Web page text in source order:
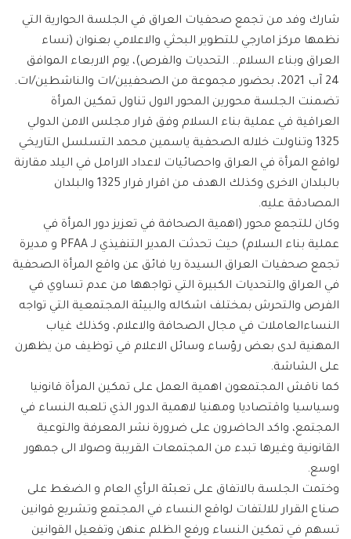
شارك وفد من تجمع صحفيات العراق في الجلسة الحوارية التي
نظمها مركز امارجي للتطوير البحثي والاعلامي بعنوان (نساء
العراق وبناء السلام.. التحديات والفرص)، يوم الاربعاء الموافق
24 آب 2021، بحضور مجموعة من الصحفيين/ات والناشطين/ات.
تضمنت الجلسة محورين المحور الاول تناول تمكين المرأة
العراقية في عملية بناء السلام وفق قرار مجلس الامن الدولي
1325 وتناولت خلاله الصحفية ياسمين محمد التسلسل التاريخي
لواقع المرأة في العراق واحصائيات لاعداد الارامل في اليلد مقارنة
بالبلدان الاخرى وكذلك الهدف من اقرار قرار 1325 والبلدان
المصادقة عليه.
وكان للتجمع محور (اهمية الصحافة في تعزيز دور المرأة في
عملية بناء السلام) حيث تحدثت المدير التنفيذي لـ PFAA و مديرة
تجمع صحفيات العراق السيدة ريا فائق عن واقع المرأة الصحفية
في العراق والتحديات الكبيرة التي تواجهها من عدم تساوي في
الفرص والتحرش بمختلف اشكاله والبيئة المجتمعية التي تواجه
النساءالعاملات في مجال الصحافة والاعلام، وكذلك غياب
المهنية لدى بعض رؤساء وسائل الاعلام في توظيف من يظهرن
على الشاشة.
كما ناقش المجتمعون اهمية العمل على تمكين المرأة قانونيا
وسياسيا واقتصاديا ومهنيا لاهمية الدور الذي تلعبه النساء في
المجتمع، واكد الحاضرون على ضرورة نشر المعرفة والتوعية
القانونية وغيرها تبدء من المجتمعات القريبة وصولا الى جمهور
اوسع.
وختمت الجلسة بالاتفاق على تعبئة الرأي العام و الضغط على
صناع القرار للالتفات لواقع النساء في المجتمع وتشريع قوانين
تسهم في تمكين النساء ورفع الظلم عنهن وتفعيل القوانين